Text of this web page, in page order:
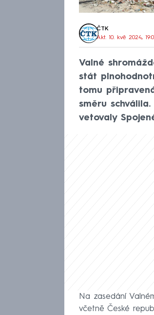
ČTK
Akt. 10. kvě 2024,
Valné
stát
tomu
směru
vetovaly
Na zasedání
včetně České